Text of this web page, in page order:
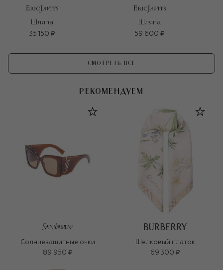
Шляпа
35 150 ₽
Шляпа
59 600 ₽
СМОТРЕТЬ ВСЕ
РЕКОМЕНДУЕМ
Солнцезащитные очки
89 950 ₽
Шелковый платок
69 300 ₽